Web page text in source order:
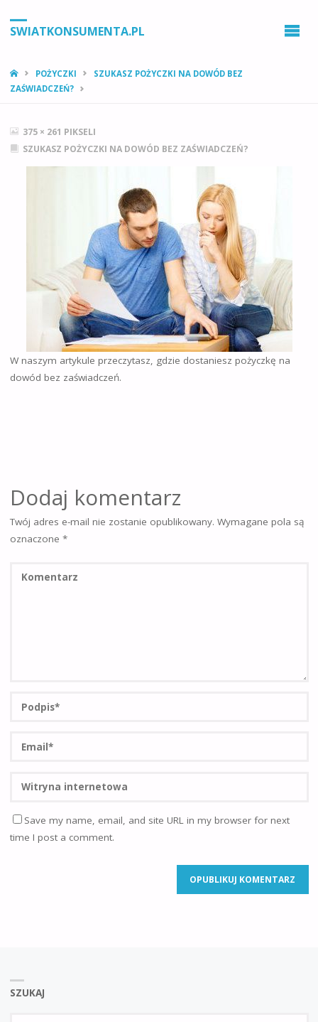
SWIATKONSUMENTA.PL
STRONA
GŁÓWNA
POŻYCZKI
SZUKASZ POŻYCZKI NA DOWÓD BEZ
ZAŚWIADCZEŃ?
PEŁNY
ROZMIAR
375 × 261 PIKSELI
SZUKASZ POŻYCZKI NA DOWÓD BEZ ZAŚWIADCZEŃ?
W naszym artykule przeczytasz, gdzie dostaniesz pożyczkę na
dowód bez zaświadczeń.
Dodaj komentarz
Twój adres e-mail nie zostanie opublikowany. Wymagane pola są
oznaczone *
Save my name, email, and site URL in my browser for next
time I post a comment.
SZUKAJ